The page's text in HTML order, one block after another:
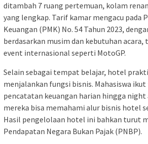
ditambah 7 ruang pertemuan, kolam
yang lengkap. Tarif kamar mengacu pada
Keuangan (PMK) No. 54 Tahun 2023,
berdasarkan musim dan kebutuhan acara,
event internasional seperti MotoGP.
Selain sebagai tempat belajar, hotel
menjalankan fungsi bisnis. Mahasiswa
pencatatan keuangan harian hingga night
mereka bisa memahami alur bisnis hotel
Hasil pengelolaan hotel ini bahkan turut
Pendapatan Negara Bukan Pajak (PNBP).